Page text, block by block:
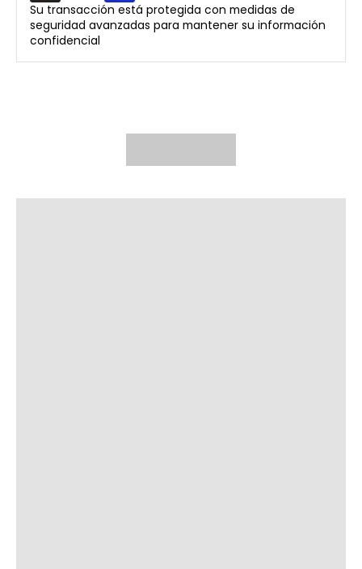
Su transacción está protegida con medidas de
seguridad avanzadas para mantener su información
confidencial